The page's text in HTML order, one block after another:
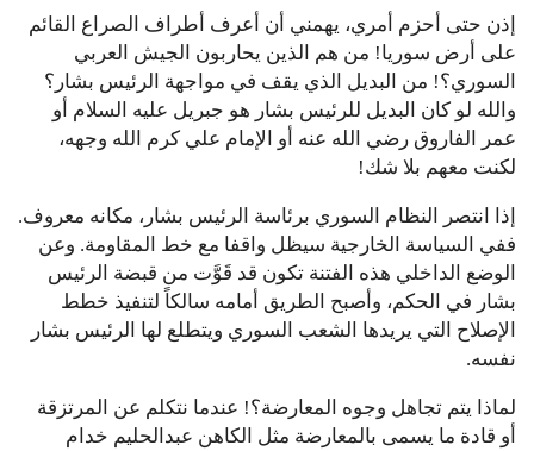
إذن حتى أحزم أمري، يهمني أن أعرف أطراف الصراع القائم
على أرض سوريا! من هم الذين يحاربون الجيش العربي
السوري؟! من البديل الذي يقف في مواجهة الرئيس بشار؟
والله لو كان البديل للرئيس بشار هو جبريل عليه السلام أو
عمر الفاروق رضي الله عنه أو الإمام علي كرم الله وجهه،
لكنت معهم بلا شك!
إذا انتصر النظام السوري برئاسة الرئيس بشار، مكانه معروف.
ففي السياسة الخارجية سيظل واقفا مع خط المقاومة. وعن
الوضع الداخلي هذه الفتنة تكون قد قَوَّت من قبضة الرئيس
بشار في الحكم، وأصبح الطريق أمامه سالكاً لتنفيذ خطط
الإصلاح التي يريدها الشعب السوري ويتطلع لها الرئيس بشار
نفسه.
لماذا يتم تجاهل وجوه المعارضة؟! عندما نتكلم عن المرتزقة
أو قادة ما يسمى بالمعارضة مثل الكاهن عبدالحليم خدام